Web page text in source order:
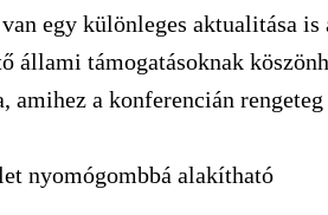
egy különleges aktualitása
állami támogatásoknak
amihez a konferencián
nyomógombbá alakítható